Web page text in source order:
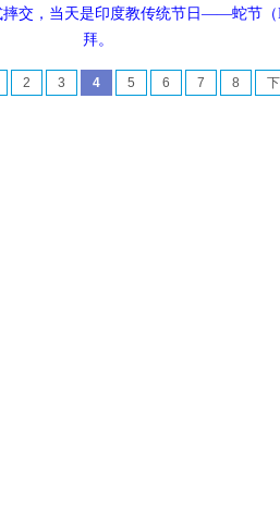
交，当天是印度教传统节日——蛇节（
拜。
2 3 4 5 6 7 8